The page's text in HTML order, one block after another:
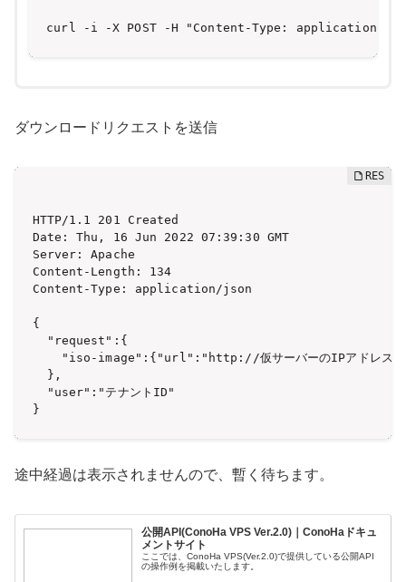
curl -i -X POST -H "Content-Type: application/
ダウンロードリクエストを送信
HTTP/1.1 201 Created
Date: Thu, 16 Jun 2022 07:39:30 GMT
Server: Apache
Content-Length: 134
Content-Type: application/json
{
  "request":{
"iso-image":{"url":"http://仮サーバーのIPアドレ
  },
  "user":"テナントID"
}
途中経過は表示されませんので、暫く待ちます。
公開API(ConoHa VPS Ver.2.0)｜ConoHaドキュ
メントサイト
ここでは、ConoHa VPS(Ver.2.0)で提供している公開API
の操作例を掲載いたします。